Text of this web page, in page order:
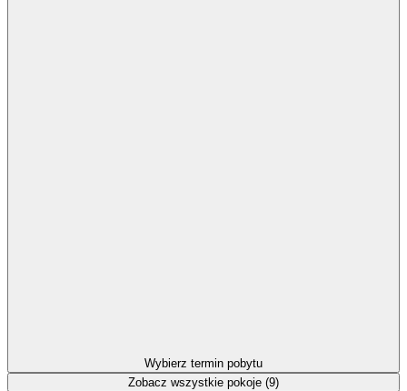
Wybierz termin pobytu
Zobacz wszystkie pokoje (9)